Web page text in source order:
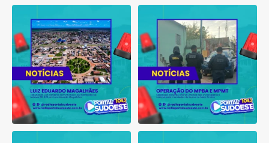
caminhoneiro por...
1 0
prende dois investigados e
1 0